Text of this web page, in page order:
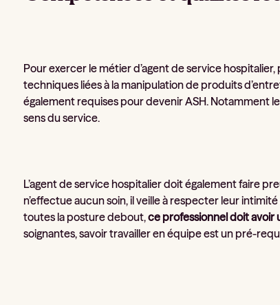
Pour exercer le métier d’agent de service
techniques liées à la manipulation de produits
également requises pour devenir ASH. Notamment
sens du service.
L’agent de service hospitalier doit également faire
n’effectue aucun soin, il veille à respecter leur
toutes la posture debout,ce professionnel doit
soignantes, savoir travailler en équipe est un pré-